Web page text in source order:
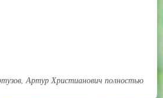
Артур Христианович полностью